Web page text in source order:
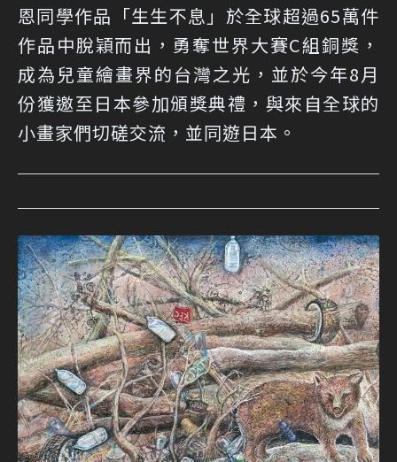
恩同學作品「生生不息」於全球超過65萬件
作品中脫穎而出，勇奪世界大賽C組銅獎，
成為兒童繪畫界的台灣之光，並於今年8月
份獲邀至日本參加頒獎典禮，與來自全球的
小畫家們切磋交流，並同遊日本。